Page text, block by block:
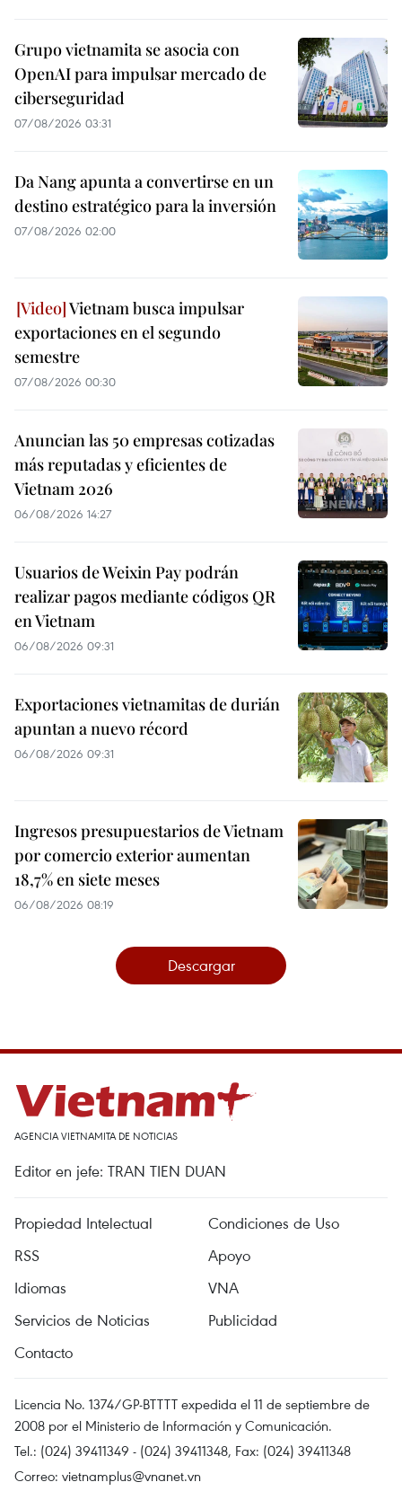
Grupo vietnamita se asocia con
OpenAI para impulsar mercado de
ciberseguridad
07/08/2026 03:31
Da Nang apunta a convertirse en un
destino estratégico para la inversión
07/08/2026 02:00
Vietnam busca impulsar
exportaciones en el segundo
semestre
07/08/2026 00:30
Anuncian las 50 empresas cotizadas
más reputadas y eficientes de
Vietnam 2026
06/08/2026 14:27
Usuarios de Weixin Pay podrán
realizar pagos mediante códigos QR
en Vietnam
06/08/2026 09:31
Exportaciones vietnamitas de durián
apuntan a nuevo récord
06/08/2026 09:31
Ingresos presupuestarios de Vietnam
por comercio exterior aumentan
18,7% en siete meses
06/08/2026 08:19
Descargar
AGENCIA VIETNAMITA DE NOTICIAS
Editor en jefe: TRAN TIEN DUAN
Propiedad Intelectual
Condiciones de Uso
RSS
Apoyo
Idiomas
VNA
Servicios de Noticias
Publicidad
Contacto
Licencia No. 1374/GP-BTTTT expedida el 11 de septiembre de
2008 por el Ministerio de Información y Comunicación.
Tel.: (024) 39411349 - (024) 39411348, Fax: (024) 39411348
Correo: vietnamplus@vnanet.vn